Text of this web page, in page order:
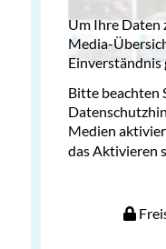
Um Ihre Daten
Media-
Einverständnis
Bitte beachten
Medien
das Aktivieren